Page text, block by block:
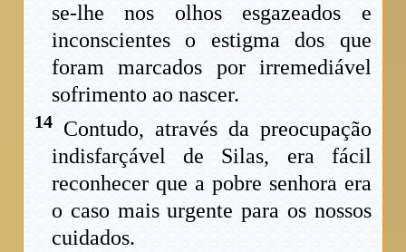
se-lhe nos olhos esgazeados e
inconscientes o estigma dos que
foram marcados por irremediável
sofrimento ao nascer.
14 Contudo, através da preocupação
indisfarçável de Silas, era fácil
reconhecer que a pobre senhora era
o caso mais urgente para os nossos
cuidados.